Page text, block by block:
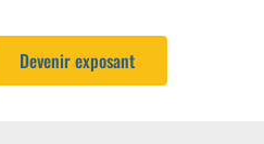
Devenir exposant